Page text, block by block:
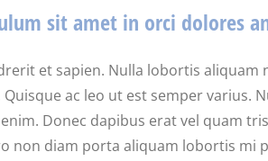
sit amet in orci dolores
et sapien. Nulla lobortis aliquam
ac leo ut est semper varius.
Donec dapibus erat vel quam
non diam porta aliquam lobortis mi